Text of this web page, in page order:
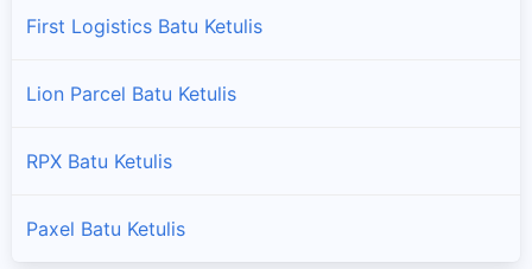
First Logistics Batu Ketulis
Lion Parcel Batu Ketulis
RPX Batu Ketulis
Paxel Batu Ketulis